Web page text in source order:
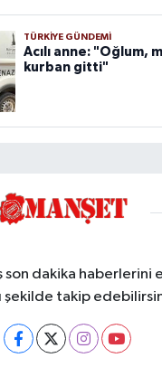
TÜRKIYE GÜNDEMI
Acılı anne: "Oğlum,
kurban gitti"
son dakika haberlerini
şekilde takip